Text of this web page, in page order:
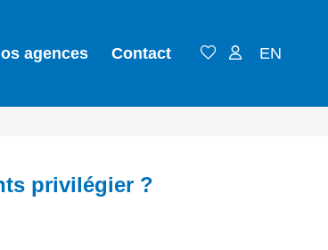
agences Contact EN
privilégier ?